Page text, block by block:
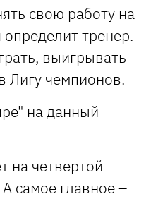
свою работу на
тренер.
выигрывать
Лигу чемпионов.
на данный
на четвертой
самое главное –